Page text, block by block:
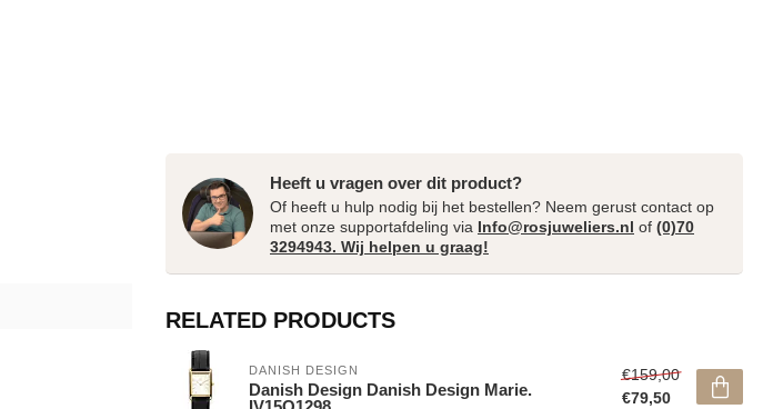
Heeft u vragen over dit product?
Of heeft u hulp nodig bij het bestellen? Neem gerust contact op
met onze supportafdeling via Info@rosjuweliers.nl of (0)70
3294943. Wij helpen u graag!
RELATED PRODUCTS
DANISH DESIGN
Danish Design Danish Design Marie.
€159,00
€79,50